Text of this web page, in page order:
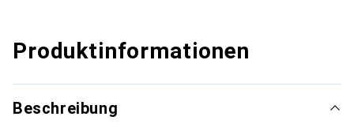
Produktinformationen
Beschreibung